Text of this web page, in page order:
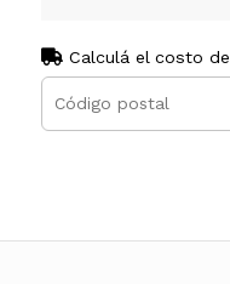
Calculá el costo